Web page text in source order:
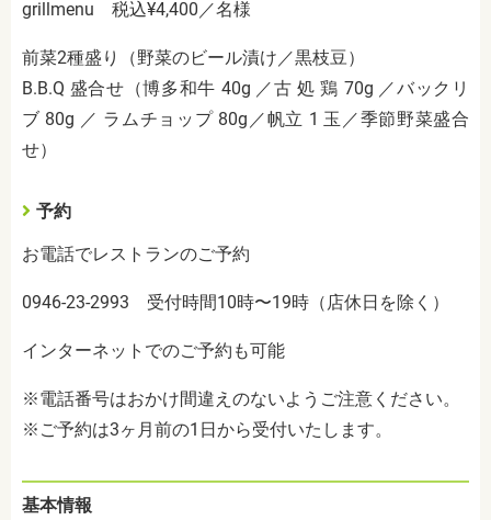
grillmenu 税込¥4,400／名様
前菜2種盛り（野菜のビール漬け／黒枝豆）
B.B.Q 盛合せ（博多和牛 40g ／古 処 鶏 70g ／バックリ
ブ 80g ／ ラムチョップ 80g／帆立 1 玉／季節野菜盛合
せ）
予約
お電話でレストランのご予約
0946-23-2993 受付時間10時〜19時（店休日を除く）
インターネットでのご予約も可能
※電話番号はおかけ間違えのないようご注意ください。
※ご予約は3ヶ月前の1日から受付いたします。
基本情報